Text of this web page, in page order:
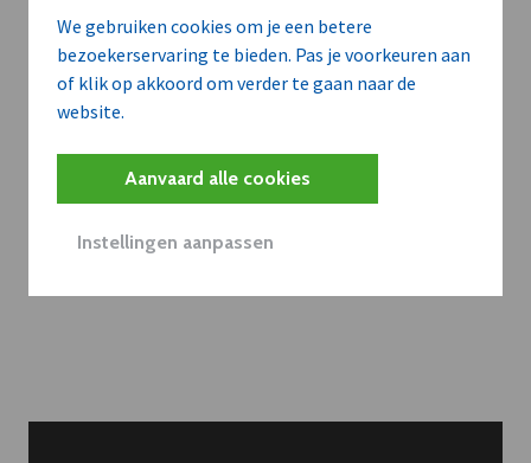
We gebruiken cookies om je een betere
bezoekerservaring te bieden. Pas je voorkeuren aan
of klik op akkoord om verder te gaan naar de
website.
Aanvaard alle cookies
Instellingen aanpassen
Belangrijk nieuws te
Contacteer onze redactie